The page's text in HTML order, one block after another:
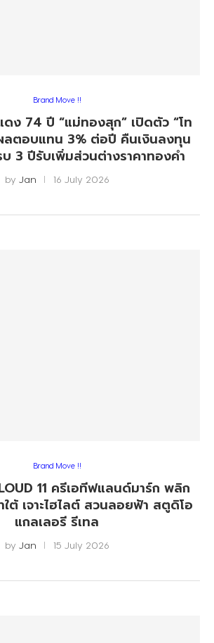
Brand Move !!
ง 74 ปี “แม่ทองสุก” เปิดตัว “โท
ลตอบแทน 3% ต่อปี คืนเงินลงทุน
3 ปีรับเพิ่มส่วนต่างราคาทองคำ
by Jan 16 July 2026
Brand Move !!
11 ครีเอทีฟแลนด์มาร์ก พลิก
ต้ เจาะไฮไลต์ สวนลอยฟ้า สตูดิโอ
แกลเลอรี รีเทล
by Jan 15 July 2026